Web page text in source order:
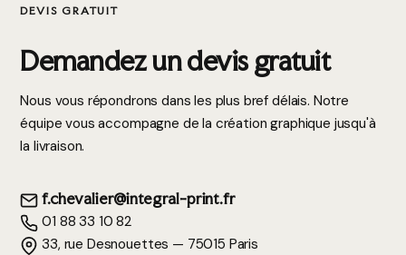
DEVIS GRATUIT
Demandez un devis gratuit
Nous vous répondrons dans les plus bref délais. Notre
équipe vous accompagne de la création graphique jusqu'à
la livraison.
f.chevalier@integral-print.fr
01 88 33 10 82
33, rue Desnouettes — 75015 Paris